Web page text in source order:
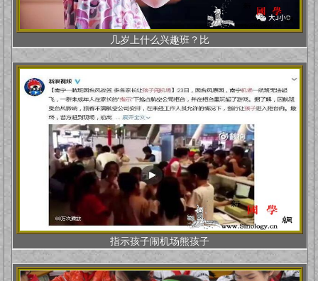
几岁上什么兴趣班？比
指示孩子闹机场熊孩子